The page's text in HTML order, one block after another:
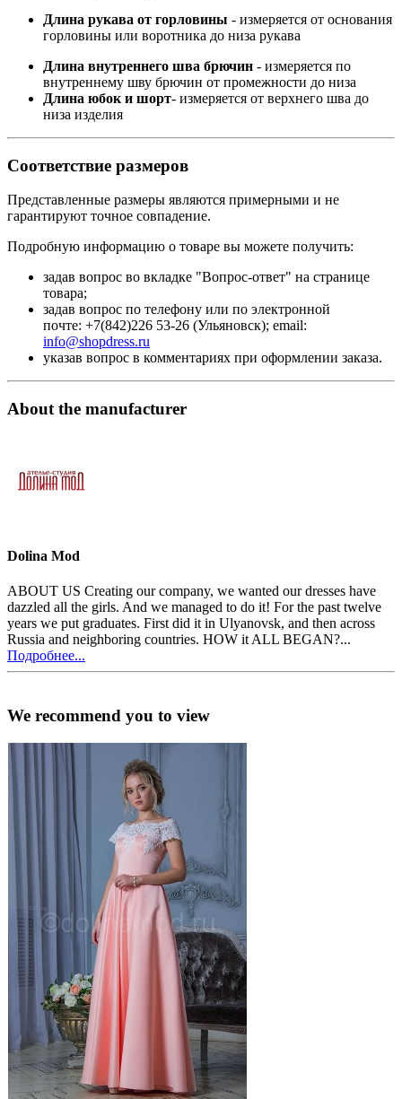
Длина рукава от горловины - измеряется от основания
горловины или воротника до низа рукава
Длина внутреннего шва брючин - измеряется по
внутреннему шву брючин от промежности до низа
Длина юбок и шорт- измеряется от верхнего шва до
низа изделия
Соответствие размеров
Представленные размеры являются примерными и не
гарантируют точное совпадение.
Подробную информацию о товаре вы можете получить:
задав вопрос во вкладке "Вопрос-ответ" на странице
товара;
задав вопрос по телефону или по электронной
почте: +7(842)226 53-26 (Ульяновск); email:
info@shopdress.ru
указав вопрос в комментариях при оформлении заказа.
About the manufacturer
Dolina Mod
ABOUT US Creating our company, we wanted our dresses have
dazzled all the girls. And we managed to do it! For the past twelve
years we put graduates. First did it in Ulyanovsk, and then across
Russia and neighboring countries. HOW it ALL BEGAN?...
Подробнее...
We recommend you to view